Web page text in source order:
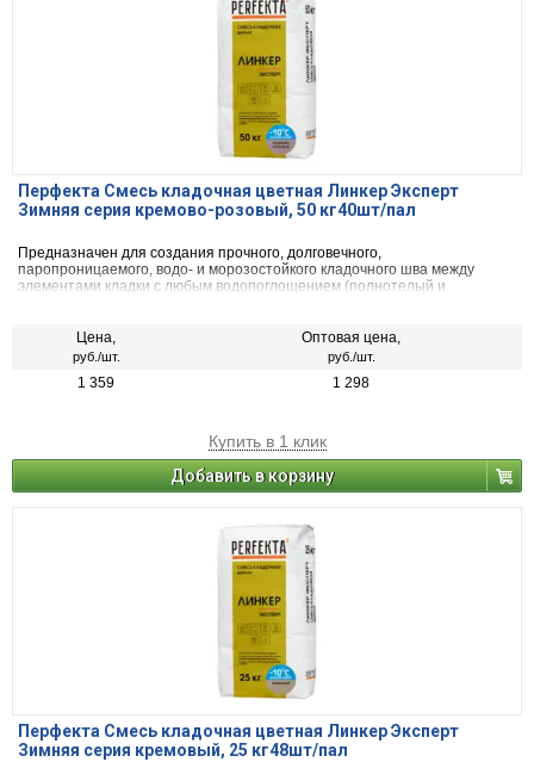
Перфекта Смесь кладочная цветная Линкер Эксперт
Зимняя серия кремово-розовый, 50 кг40шт/пал
Предназначен для создания прочного, долговечного,
паропроницаемого, водо- и морозостойкого кладочного шва между
элементами кладки с любым водопоглощением (полнотелый и
натурального камня) с одновременной декоративной расшивкой швов
Цена,
руб./шт.
Оптовая цена,
руб./шт.
1 359 1 298
Купить в 1 клик
Добавить в корзину
Перфекта Смесь кладочная цветная Линкер Эксперт
Зимняя серия кремовый, 25 кг48шт/пал